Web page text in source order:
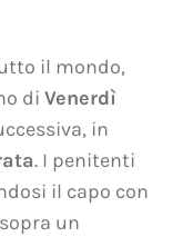
il mondo,
di Venerdì
in
. I penitenti
il capo con
un